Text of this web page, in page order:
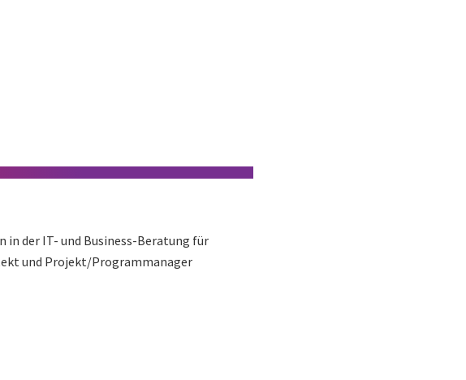
in der IT- und Business-Beratung für
und Projekt/Programmanager